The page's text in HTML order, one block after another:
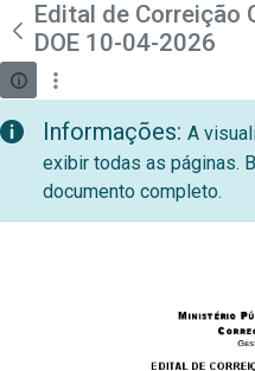
Pular para o Conteúdo
teste descricao
Edital de Correição
DOE 10-04-2026
Informações: A
exibir todas as páginas.
documento completo.